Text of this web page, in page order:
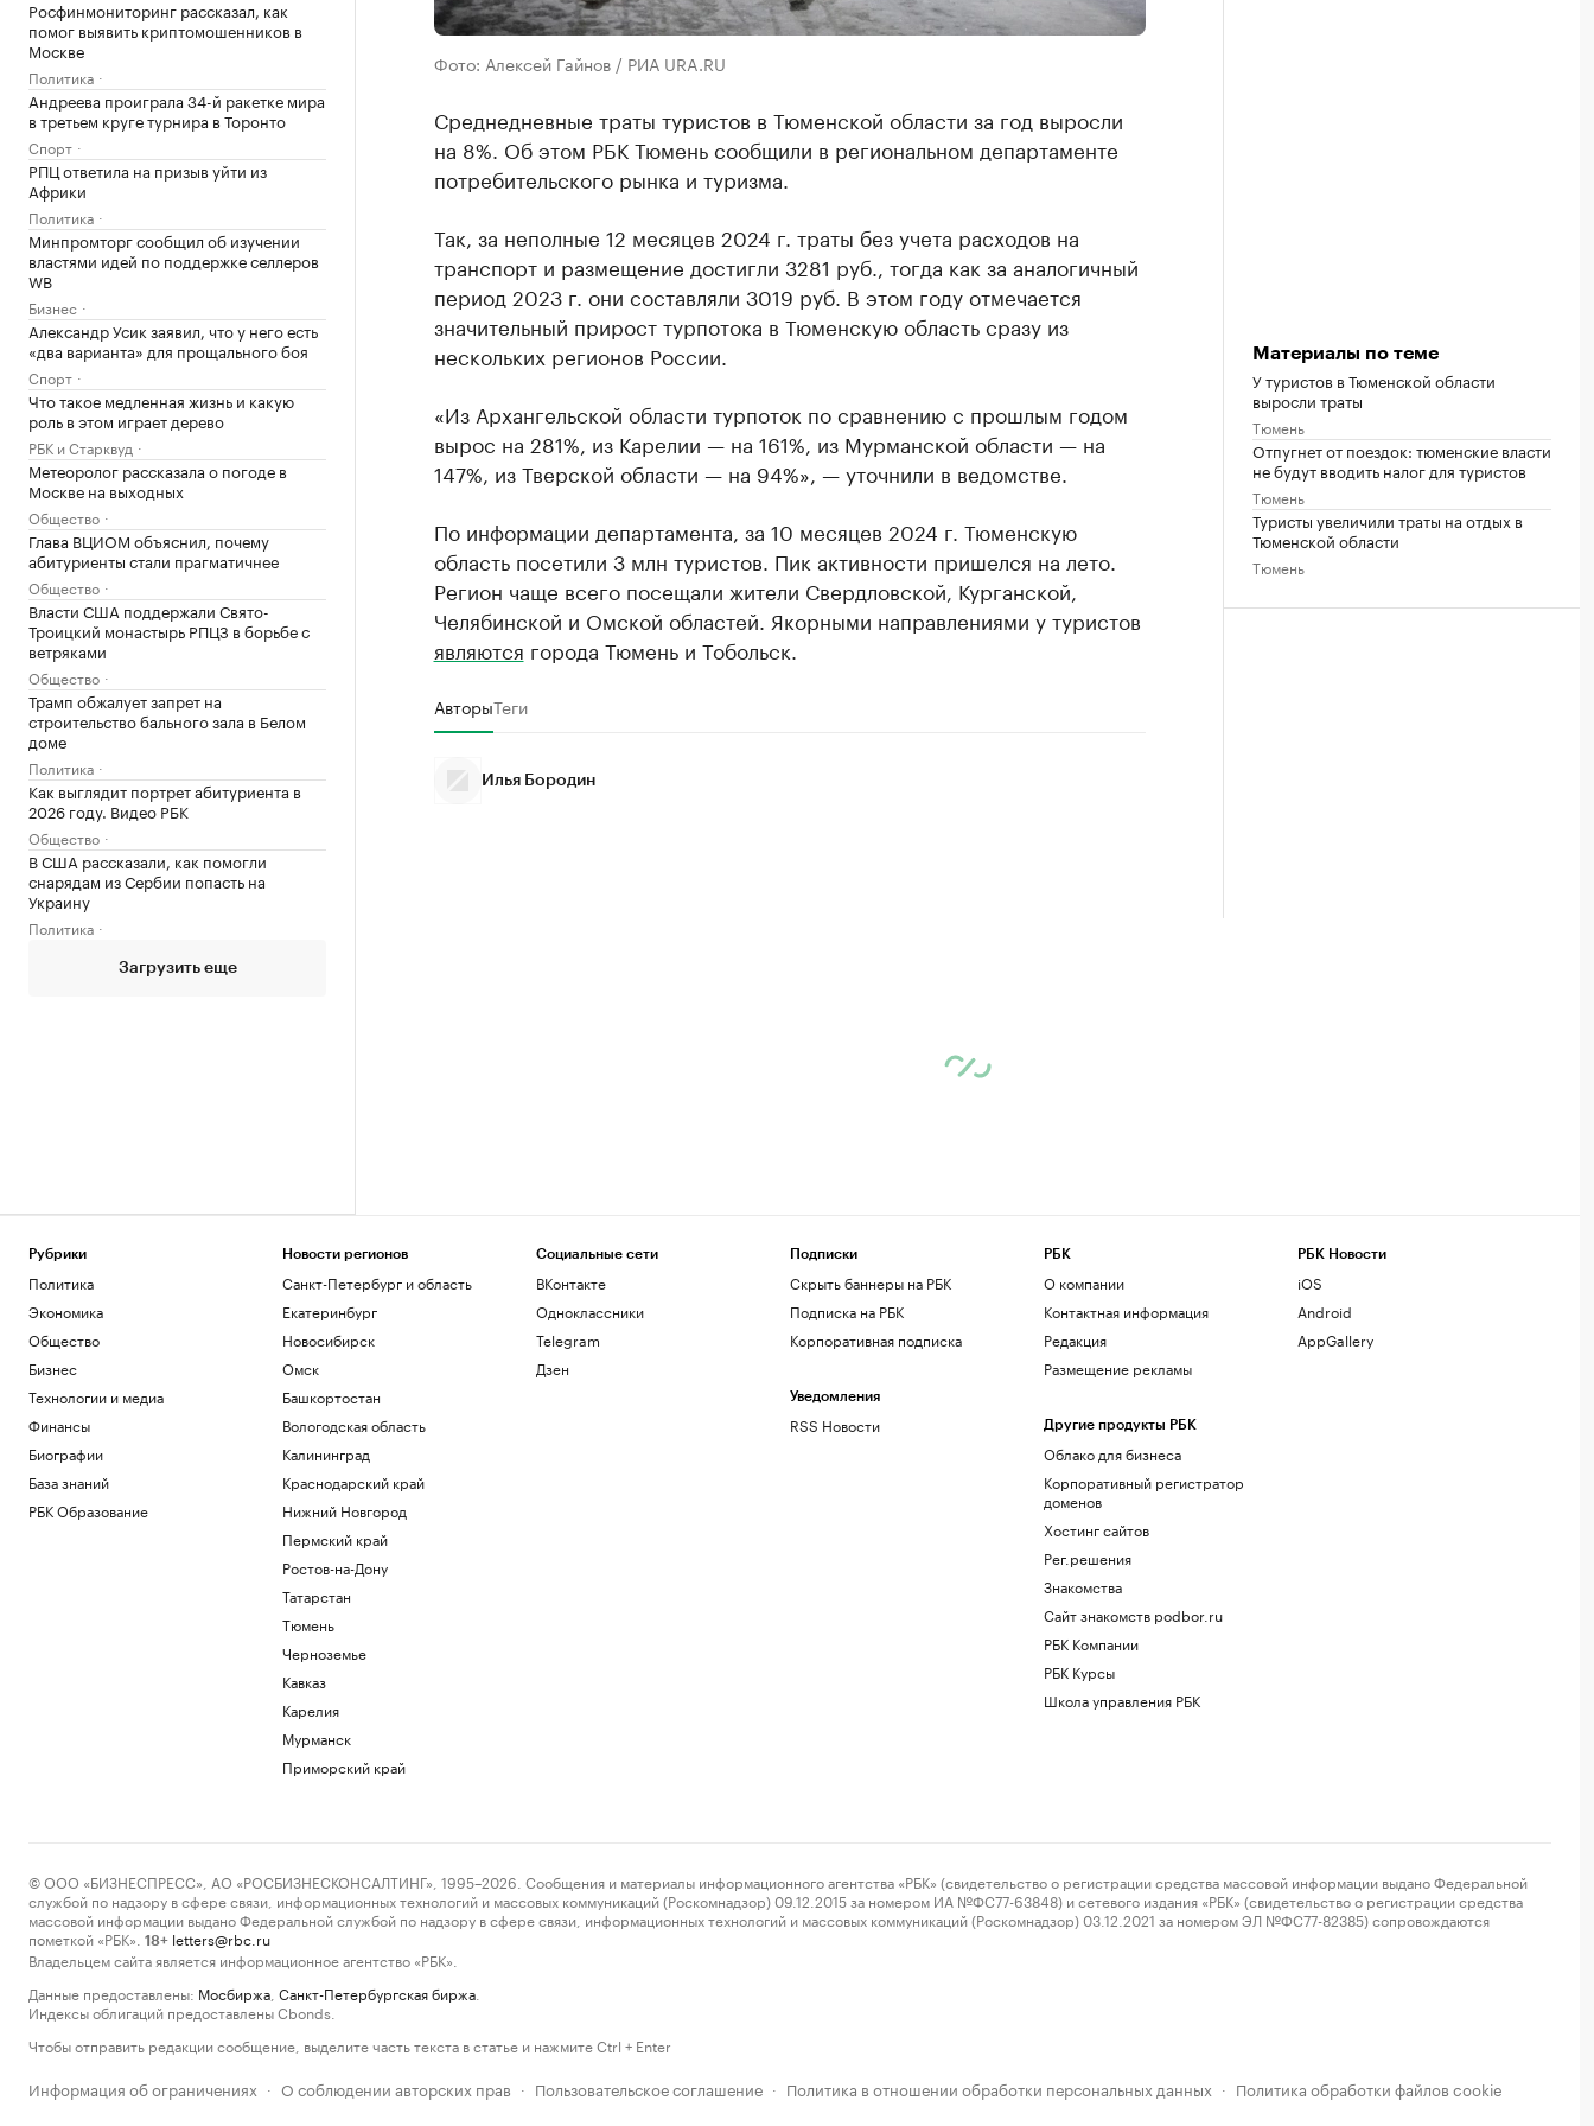
Росфинмониторинг рассказал, как
помог выявить криптомошенников в
Москве
Политика
Андреева проиграла 34-й ракетке мира
в третьем круге турнира в Торонто
Спорт
РПЦ ответила на призыв уйти из
Африки
Политика
Минпромторг сообщил об изучении
властями идей по поддержке селлеров
WB
Бизнес
Александр Усик заявил, что у него есть
«два варианта» для прощального боя
Спорт
Что такое медленная жизнь и какую
роль в этом играет дерево
РБК и Старквуд
Метеоролог рассказала о погоде в
Москве на выходных
Общество
Глава ВЦИОМ объяснил, почему
абитуриенты стали прагматичнее
Общество
Власти США поддержали Свято-
Троицкий монастырь РПЦЗ в борьбе с
ветряками
Общество
Трамп обжалует запрет на
строительство бального зала в Белом
доме
Политика
Как выглядит портрет абитуриента в
2026 году. Видео РБК
Общество
В США рассказали, как помогли
снарядам из Сербии попасть на
Украину
Политика
Загрузить еще
Фото: Алексей Гайнов / РИА URA.RU
Среднедневные траты туристов в Тюменской области за год выросли
на 8%. Об этом РБК Тюмень сообщили в региональном департаменте
потребительского рынка и туризма.
Так, за неполные 12 месяцев 2024 г. траты без учета расходов на
транспорт и размещение достигли 3281 руб., тогда как за аналогичный
период 2023 г. они составляли 3019 руб. В этом году отмечается
значительный прирост турпотока в Тюменскую область сразу из
нескольких регионов России.
«Из Архангельской области турпоток по сравнению с прошлым годом
вырос на 281%, из Карелии — на 161%, из Мурманской области — на
147%, из Тверской области — на 94%», — уточнили в ведомстве.
По информации департамента, за 10 месяцев 2024 г. Тюменскую
область посетили 3 млн туристов. Пик активности пришелся на лето.
Регион чаще всего посещали жители Свердловской, Курганской,
Челябинской и Омской областей. Якорными направлениями у туристов
являются города Тюмень и Тобольск.
АвторыТеги
Илья Бородин
Материалы по теме
У туристов в Тюменской области
выросли траты
Тюмень
Отпугнет от поездок: тюменские власти
не будут вводить налог для туристов
Тюмень
Туристы увеличили траты на отдых в
Тюменской области
Тюмень
Рубрики
Политика
Экономика
Общество
Бизнес
Технологии и медиа
Финансы
Биографии
База знаний
РБК Образование
Новости регионов
Санкт-Петербург и область
Екатеринбург
Новосибирск
Омск
Башкортостан
Вологодская область
Калининград
Краснодарский край
Нижний Новгород
Пермский край
Ростов-на-Дону
Татарстан
Тюмень
Черноземье
Кавказ
Карелия
Мурманск
Приморский край
Социальные сети
ВКонтакте
Одноклассники
Telegram
Дзен
Подписки
Скрыть баннеры на РБК
Подписка на РБК
Корпоративная подписка
Уведомления
RSS Новости
РБК
О компании
Контактная информация
Редакция
Размещение рекламы
Другие продукты РБК
Облако для бизнеса
Корпоративный регистратор
доменов
Хостинг сайтов
Рег.решения
Знакомства
Сайт знакомств podbor.ru
РБК Компании
РБК Курсы
Школа управления РБК
РБК Новости
iOS
Android
AppGallery
© ООО «БИЗНЕСПРЕСС», АО «РОСБИЗНЕСКОНСАЛТИНГ», 1995–2026. Сообщения и материалы информационного агентства «РБК» (свидетельство о регистрации средства массовой информации выдано Федеральной
службой по надзору в сфере связи, информационных технологий и массовых коммуникаций (Роскомнадзор) 09.12.2015 за номером ИА №ФС77-63848) и сетевого издания «РБК» (свидетельство о регистрации средства
массовой информации выдано Федеральной службой по надзору в сфере связи, информационных технологий и массовых коммуникаций (Роскомнадзор) 03.12.2021 за номером ЭЛ №ФС77-82385) сопровождаются
пометкой «РБК».
18+ letters@rbc.ru
Владельцем сайта является информационное агентство «РБК».
Данные предоставлены: Мосбиржа Санкт-Петербургская биржа
Индексы облигаций предоставлены Cbonds.
Чтобы отправить редакции сообщение, выделите часть текста в статье и нажмите Ctrl + Enter
Информация об ограничениях · О соблюдении авторских прав · Пользовательское соглашение · Политика в отношении обработки персональных данных · Политика обработки файлов cookie